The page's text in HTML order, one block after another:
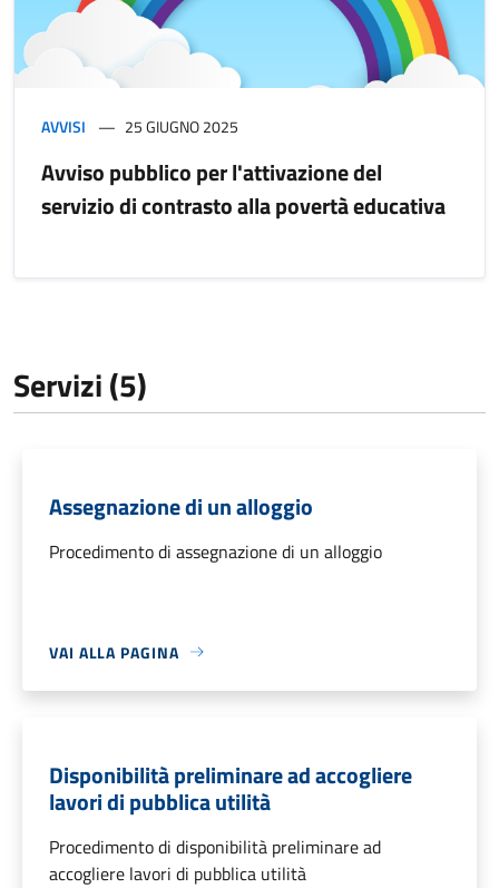
AVVISI 25 GIUGNO 2025
Avviso pubblico per l'attivazione del
servizio di contrasto alla povertà educativa
Servizi (5)
Assegnazione di un alloggio
Procedimento di assegnazione di un alloggio
VAI ALLA PAGINA
Disponibilità preliminare ad accogliere
lavori di pubblica utilità
Procedimento di disponibilità preliminare ad
accogliere lavori di pubblica utilità